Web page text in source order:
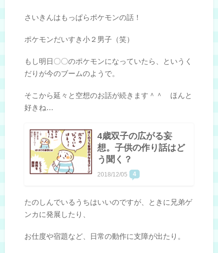
さいきんはもっぱらポケモンの話！
ポケモンだいすき小２男子（笑）
もし明日〇〇のポケモンになっていたら、というく
だりが今のブームのようで。
そこから延々と空想のお話が続きます＾＾ ほんと
好きね…
4歳双子の広がる妄
想。子供の作り話はど
う聞く？
2018/12/05 4
たのしんでいるうちはいいのですが、ときに兄弟ゲ
ンカに発展したり、
お仕度や宿題など、日常の動作に支障が出たり。